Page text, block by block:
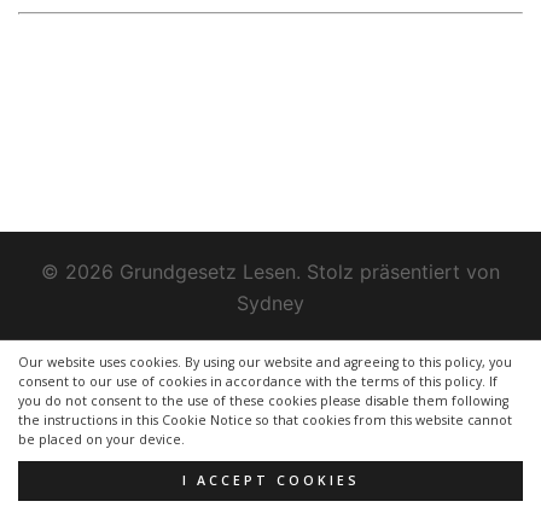
Our website uses cookies. By using our website and agreeing to this policy, you
consent to our use of cookies in accordance with the terms of this policy. If
you do not consent to the use of these cookies please disable them following
the instructions in this Cookie Notice so that cookies from this website cannot
be placed on your device.
I ACCEPT COOKIES
© 2026 Grundgesetz Lesen. Stolz präsentiert von
Sydney